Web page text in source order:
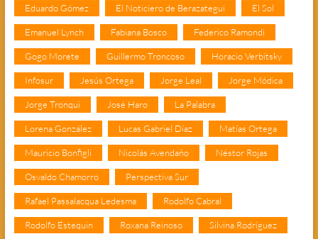
Eduardo Gómez El Noticiero de Berazategui El Sol
Emanuel Lynch Fabiana Bosco Federico Ramondi
Gogo Morete Guillermo Troncoso Horacio Verbitsky
Infosur Jesús Ortega Jorge Leal Jorge Módica
Jorge Tronqui José Haro La Palabra
Lorena González Lucas Gabriel Díaz Matías Ortega
Mauricio Bonfigli Nicolás Avendaño Néstor Rojas
Osvaldo Chamorro Perspectiva Sur
Rafael Passalacqua Ledesma Rodolfo Cabral
Rodolfo Estequin Roxana Reinoso Silvina Rodríguez